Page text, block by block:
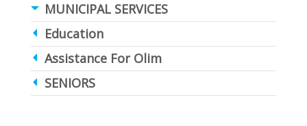
MUNICIPAL SERVICES
Education
Assistance For Olim
SENIORS